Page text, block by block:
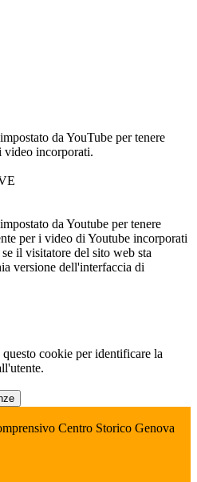
da YouTube per tenere
video incorporati.
da Youtube per tenere
per i video di Youtube incorporati
il visitatore del sito web sta
versione dell'interfaccia di
cookie per identificare la
Centro Storico Genova